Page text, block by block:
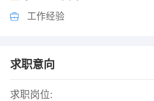
工作经验
求职意向
求职岗位: